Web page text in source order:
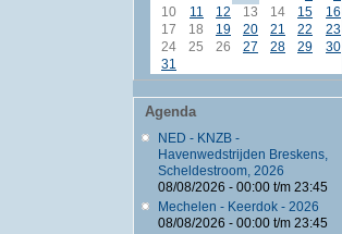
10
11 12 13 14 15
16
17
18 19 20 21 22
23
24
25 26 27 28 29
30
31
Agenda
NED - KNZB -
Havenwedstrijden Breskens,
Scheldestroom, 2026
08/08/2026 - 00:00t/m 23:45
Mechelen - Keerdok - 2026
08/08/2026 - 00:00t/m 23:45